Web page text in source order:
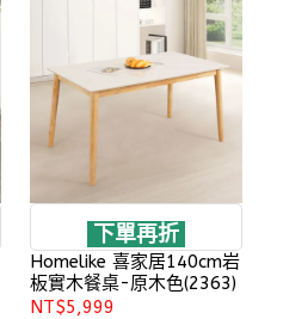
下單再折
Homelike 喜家居140cm岩
板實木餐桌-原木色(2363)
NT$5,999